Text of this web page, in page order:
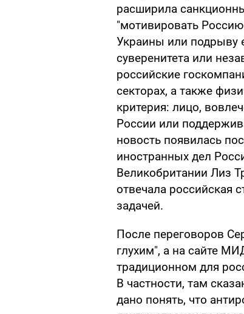
расширила
"мотивировать
Украины или подрыву
суверенитета или
российские
секторах, а также
критерия: лицо,
России или
новость появилась
иностранных дел
Великобритании Лиз
отвечала российская
задачей.
После переговоров
глухим", а на сайте
традиционном для
В частности, там
дано понять, что